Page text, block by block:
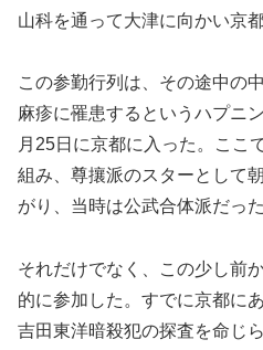
山科を通って大津に向かい京
この参勤行列は、その途中の
麻疹に罹患するというハプニ
月25日に京都に入った。ここ
組み、尊攘派のスターとして
がり、当時は公武合体派だっ
それだけでなく、この少し前
的に参加した。すでに京都に
吉田東洋暗殺犯の探査を命じ